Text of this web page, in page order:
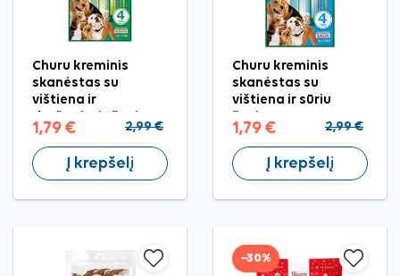
Churu kreminis
skanėstas su
vištiena ir
4 vnt.
1,79 € 2,99 €
Į krepšelį
Churu kreminis
skanėstas su
vištiena ir sūriu
1,79 € 2,99 €
Į krepšelį
−30%